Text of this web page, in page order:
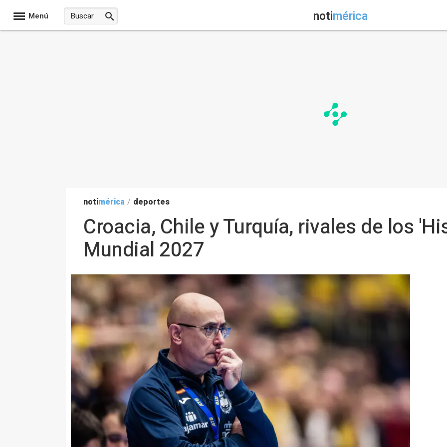
Menú notimérica
notimérica / deportes
Croacia, Chile y Turquía, rivales de los
Mundial 2027